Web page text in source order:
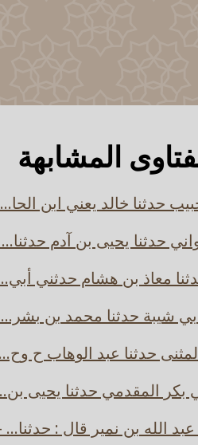
المشابهة
حدثنا خالد يعني ابن
حدثنا يحيى بن آدم
معاذ بن هشام حدثني
شيبة حدثنا محمد بن
حدثنا عبد الوهاب ح
بكر المقدمي حدثنا يحيى
الله بن نمير قال : حدثنا...